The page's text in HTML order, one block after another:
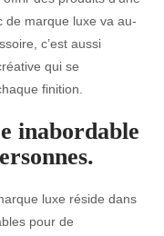
de marque luxe va au-
c’est aussi
qui se
finition.
inabordable
luxe réside dans
pour de